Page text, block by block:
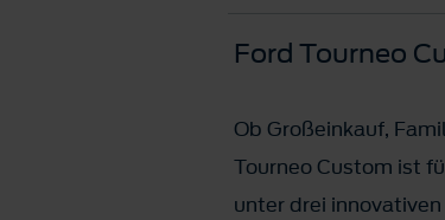
Ford Tourneo
Ob Großeinkauf,
Tourneo Custom ist
unter drei